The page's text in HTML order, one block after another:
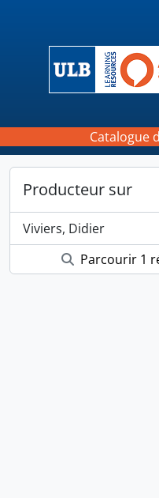
Catalogue
Producteur sur
Viviers, Didier
Parcourir 1